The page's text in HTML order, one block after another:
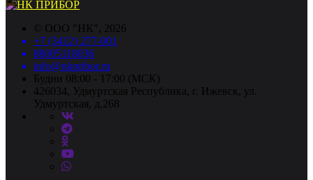
© ООО "НК", 2026
+7 (3412) 277-001
88005118036
info@nkpribor.ru
Будни 08:00 - 17:00 (МСК)
426034, Удмуртская Республика, г. Ижевск, ул.
Удмуртская, д.268